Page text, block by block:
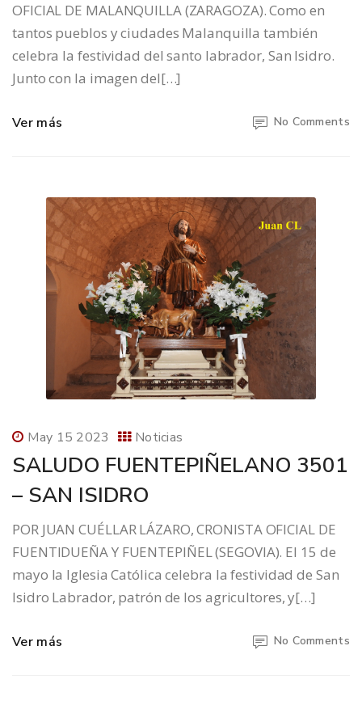
OFICIAL DE MALANQUILLA (ZARAGOZA). Como en
tantos pueblos y ciudades Malanquilla también
celebra la festividad del santo labrador, San Isidro.
Junto con la imagen del[…]
Ver más No Comments
May 15 2023 Noticias
SALUDO FUENTEPIÑELANO 3501
– SAN ISIDRO
POR JUAN CUÉLLAR LÁZARO, CRONISTA OFICIAL DE
FUENTIDUEÑA Y FUENTEPIÑEL (SEGOVIA). El 15 de
mayo la Iglesia Católica celebra la festividad de San
Isidro Labrador, patrón de los agricultores, y[…]
Ver más No Comments